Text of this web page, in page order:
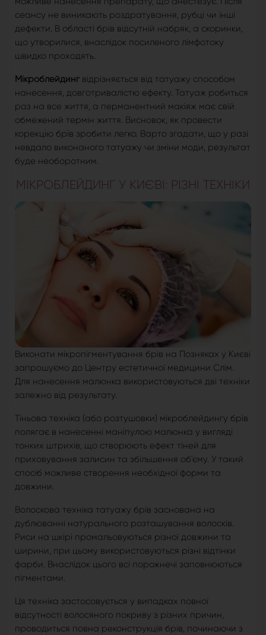
сеансу не виникають роздратування, рубці чи інші
дефекти. В області брів відсутній набряк, а скоринки,
що утворилися, внаслідок посиленого лімфотоку
швидко проходять.
Мікроблейдингвідрізняється від татуажу способом
нанесення, довготривалістю ефекту. Татуаж робиться
раз на все життя, а перманентний макіяж має свій
обмежений термін життя. Висновок, як провести
корекцію брів зробити легко. Варто згадати, що у разі
невдало виконаного татуажу чи зміни моди, результат
буде необоротним.
МІКРОБЛЕЙДИНГ У КИЄВІ: РІЗНІ ТЕХНІКИ
Виконати мікропігментування брів на Позняках у Києві
запрошуємо до Центру естетичної медицини Слім.
Для нанесення малюнка використовуються дві техніки
залежно від результату.
Тіньова техніка (або розтушовки) мікроблейдингу брів
полягає в нанесенні маніпулою малюнка у вигляді
тонких штрихів, що створюють ефект тіней для
приховування залисин та збільшення об'єму. У такий
спосіб можливе створення необхідної форми та
довжини.
Волоскова техніка татуажу брів заснована на
дублюванні натурального розташування волосків.
Риси на шкірі промальовуються різної довжини та
ширини, при цьому використовуються різні відтінки
фарби. Внаслідок цього всі порожнечі заповнюються
пігментами.
Ця техніка застосовується у випадках повної
відсутності волосяного покриву з різних причин,
проводиться повна реконструкція брів, починаючи з